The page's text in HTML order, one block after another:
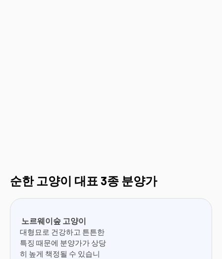
순한 고양이 대표 3종 분양가
노르웨이숲 고양이
대형묘로 건강하고 튼튼한
특징 때문에 분양가가 상당
히 높게 책정될 수 있습니